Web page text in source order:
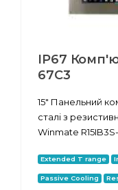
IP67
67C3
15" Панельний
сталі з
Winmate
Extended T range
Passive Cooling